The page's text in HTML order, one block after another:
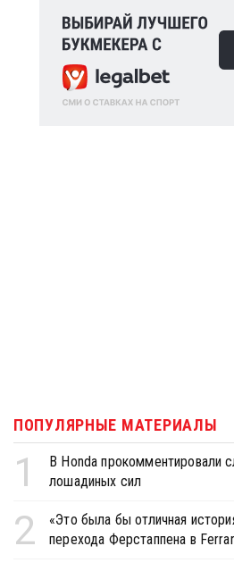
ПОПУЛЯРНЫЕ МАТЕРИАЛЫ
1
В Honda прокомментировали
лошадиных сил
2
«Это была бы отличная
перехода Ферстаппена в